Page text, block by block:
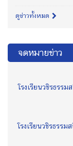
ดูข่าวทั้งหมด
จดหมายข่าว
โรงเรียนวชิรธรรม
โรงเรียนวชิรธรร